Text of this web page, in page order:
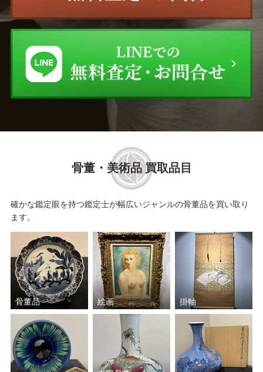
骨董・美術品 買取品目
確かな鑑定眼を持つ鑑定士が幅広いジャンルの骨董品を買い取り
ます。
骨董品 絵画 掛軸